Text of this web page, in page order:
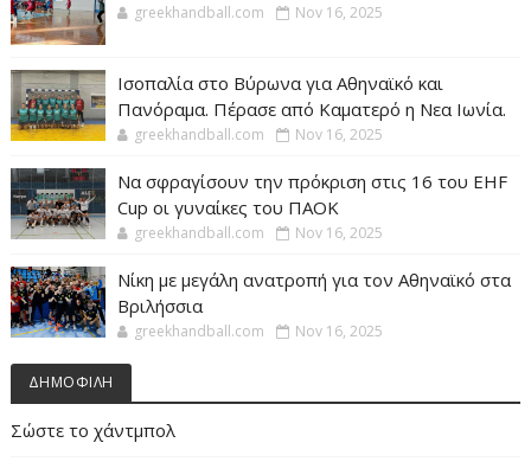
greekhandball.com Nov 16, 2025
Ισοπαλία στο Βύρωνα για Αθηναϊκό και
Πανόραμα. Πέρασε από Καματερό η Νεα Ιωνία.
greekhandball.com Nov 16, 2025
Να σφραγίσουν την πρόκριση στις 16 του EHF
Cup οι γυναίκες του ΠΑΟΚ
greekhandball.com Nov 16, 2025
Νίκη με μεγάλη ανατροπή για τον Αθηναϊκό στα
Βριλήσσια
greekhandball.com Nov 16, 2025
ΔΗΜΟΦΙΛΗ
Σώστε το χάντμπολ